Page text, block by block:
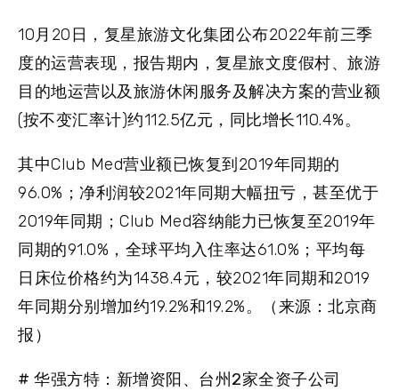
10月20日，复星旅游文化集团公布2022年前三季
度的运营表现，报告期内，复星旅文度假村、旅游
目的地运营以及旅游休闲服务及解决方案的营业额
(按不变汇率计)约112.5亿元，同比增长110.4%。
其中Club Med营业额已恢复到2019年同期的
96.0%；净利润较2021年同期大幅扭亏，甚至优于
2019年同期；Club Med容纳能力已恢复至2019年
同期的91.0%，全球平均入住率达61.0%；平均每
日床位价格约为1438.4元，较2021年同期和2019
年同期分别增加约19.2%和19.2%。（来源：北京商
报）
# 华强方特：新增资阳、台州2家全资子公司